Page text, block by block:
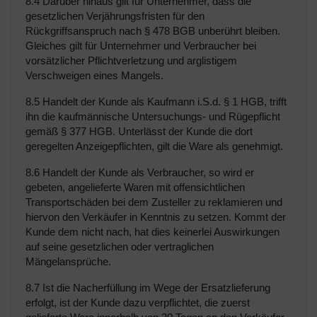
gesetzlichen Verjährungsfristen für den
Rückgriffsanspruch nach § 478 BGB unberührt bleiben.
Gleiches gilt für Unternehmer und Verbraucher bei
vorsätzlicher Pflichtverletzung und arglistigem
Verschweigen eines Mangels.
8.5 Handelt der Kunde als Kaufmann i.S.d. § 1 HGB, trifft
ihn die kaufmännische Untersuchungs- und Rügepflicht
gemäß § 377 HGB. Unterlässt der Kunde die dort
geregelten Anzeigepflichten, gilt die Ware als genehmigt.
8.6 Handelt der Kunde als Verbraucher, so wird er
gebeten, angelieferte Waren mit offensichtlichen
Transportschäden bei dem Zusteller zu reklamieren und
hiervon den Verkäufer in Kenntnis zu setzen. Kommt der
Kunde dem nicht nach, hat dies keinerlei Auswirkungen
auf seine gesetzlichen oder vertraglichen
Mängelansprüche.
8.7 Ist die Nacherfüllung im Wege der Ersatzlieferung
erfolgt, ist der Kunde dazu verpflichtet, die zuerst